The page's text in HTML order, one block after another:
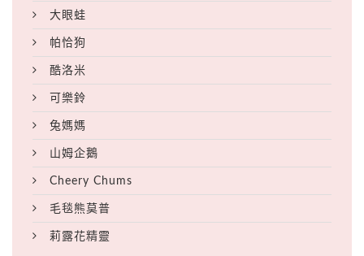
大眼蛙
帕恰狗
酷洛米
可樂鈴
兔媽媽
山姆企鵝
Cheery Chums
毛毯熊莫普
莉露花精靈